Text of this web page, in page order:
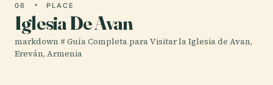
06 PLACE
Iglesia De Avan
markdown # Guía Completa para Visitar la Iglesia de Avan,
Ereván, Armenia